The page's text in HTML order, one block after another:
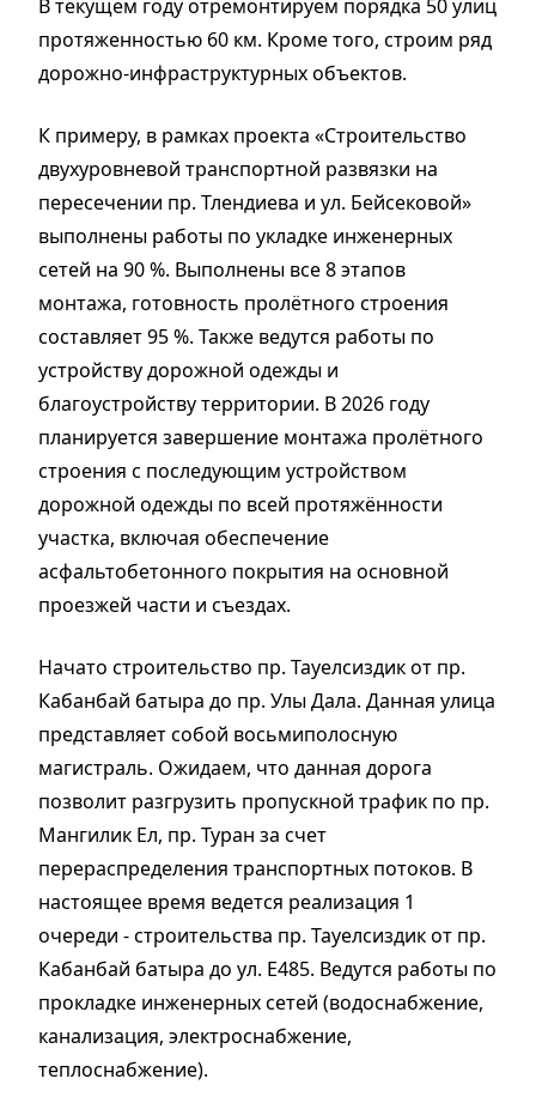
В текущем году отремонтируем порядка 50 улиц
протяженностью 60 км. Кроме того, строим ряд
дорожно-инфраструктурных объектов.
К примеру, в рамках проекта «Строительство
двухуровневой транспортной развязки на
пересечении пр. Тлендиева и ул. Бейсековой»
выполнены работы по укладке инженерных
сетей на 90 %. Выполнены все 8 этапов
монтажа, готовность пролётного строения
составляет 95 %. Также ведутся работы по
устройству дорожной одежды и
благоустройству территории. В 2026 году
планируется завершение монтажа пролётного
строения с последующим устройством
дорожной одежды по всей протяжённости
участка, включая обеспечение
асфальтобетонного покрытия на основной
проезжей части и съездах.
Начато строительство пр. Тауелсиздик от пр.
Кабанбай батыра до пр. Улы Дала. Данная улица
представляет собой восьмиполосную
магистраль. Ожидаем, что данная дорога
позволит разгрузить пропускной трафик по пр.
Мангилик Ел, пр. Туран за счет
перераспределения транспортных потоков. В
настоящее время ведется реализация 1
очереди - строительства пр. Тауелсиздик от пр.
Кабанбай батыра до ул. Е485. Ведутся работы по
прокладке инженерных сетей (водоснабжение,
канализация, электроснабжение,
теплоснабжение).